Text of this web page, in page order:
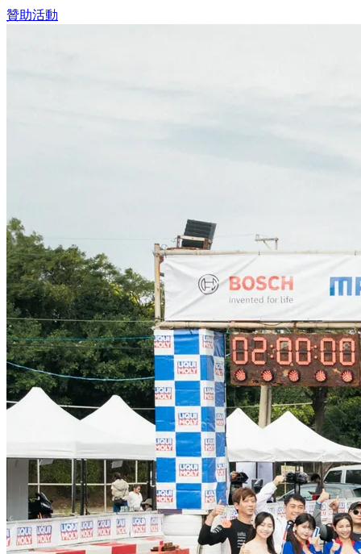
贊助活動